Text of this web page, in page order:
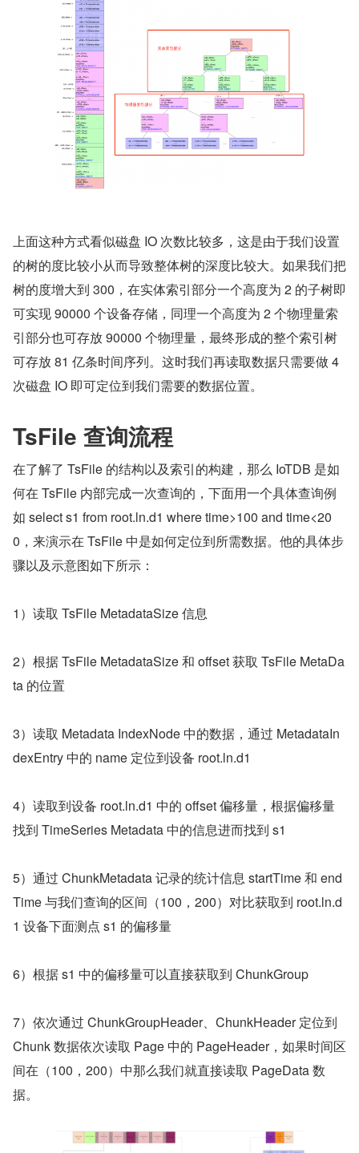
上面这种方式看似磁盘 IO 次数比较多，这是由于我们设置
的树的度比较小从而导致整体树的深度比较大。如果我们把
树的度增大到 300，在实体索引部分一个高度为 2 的子树即
可实现 90000 个设备存储，同理一个高度为 2 个物理量索
引部分也可存放 90000 个物理量，最终形成的整个索引树
可存放 81 亿条时间序列。这时我们再读取数据只需要做 4
次磁盘 IO 即可定位到我们需要的数据位置。
TsFile 查询流程
在了解了 TsFile 的结构以及索引的构建，那么 IoTDB 是如
何在 TsFile 内部完成一次查询的，下面用一个具体查询例
如 select s1 from root.ln.d1 where time>100 and time<20
0，来演示在 TsFile 中是如何定位到所需数据。他的具体步
骤以及示意图如下所示：
1）读取 TsFile MetadataSize 信息
2）根据 TsFile MetadataSize 和 offset 获取 TsFile MetaDa
ta 的位置
3）读取 Metadata IndexNode 中的数据，通过 MetadataIn
dexEntry 中的 name 定位到设备 root.ln.d1
4）读取到设备 root.ln.d1 中的 offset 偏移量，根据偏移量
找到 TimeSeries Metadata 中的信息进而找到 s1
5）通过 ChunkMetadata 记录的统计信息 startTime 和 end
Time 与我们查询的区间（100，200）对比获取到 root.ln.d
1 设备下面测点 s1 的偏移量
6）根据 s1 中的偏移量可以直接获取到 ChunkGroup
7）依次通过 ChunkGroupHeader、ChunkHeader 定位到
Chunk 数据依次读取 Page 中的 PageHeader，如果时间区
间在（100，200）中那么我们就直接读取 PageData 数
据。